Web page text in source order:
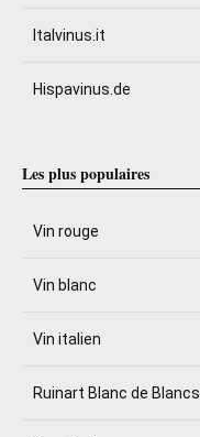
Italvinus.it
Hispavinus.de
Les plus populaires
Vin rouge
Vin blanc
Vin italien
Ruinart Blanc de Blancs